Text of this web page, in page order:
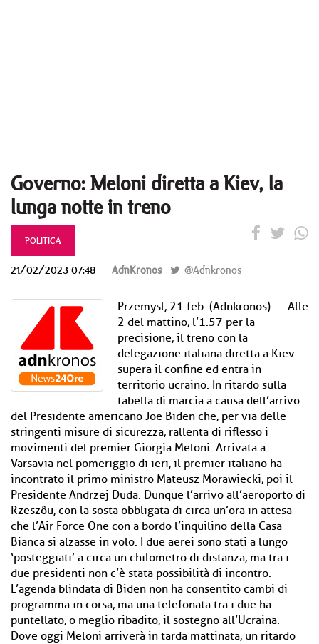
Governo: Meloni diretta a Kiev, la
lunga notte in treno
POLITICA
21/02/2023 07:48 AdnKronos @Adnkronos
Przemysl, 21 feb. (Adnkronos) - - Alle
2 del mattino, l’1.57 per la
precisione, il treno con la
delegazione italiana diretta a Kiev
supera il confine ed entra in
territorio ucraino. In ritardo sulla
tabella di marcia a causa dell’arrivo
del Presidente americano Joe Biden che, per via delle
stringenti misure di sicurezza, rallenta di riflesso i
movimenti del premier Giorgia Meloni. Arrivata a
Varsavia nel pomeriggio di ieri, il premier italiano ha
incontrato il primo ministro Mateusz Morawiecki, poi il
Presidente Andrzej Duda. Dunque l’arrivo all’aeroporto di
Rzeszôu, con la sosta obbligata di circa un’ora in attesa
che l’Air Force One con a bordo l’inquilino della Casa
Bianca si alzasse in volo. I due aerei sono stati a lungo
‘posteggiati’ a circa un chilometro di distanza, ma tra i
due presidenti non c’è stata possibilità di incontro.
L’agenda blindata di Biden non ha consentito cambi di
programma in corsa, ma una telefonata tra i due ha
puntellato, o meglio ribadito, il sostegno all’Ucraina.
Dove oggi Meloni arriverà in tarda mattinata, un ritardo